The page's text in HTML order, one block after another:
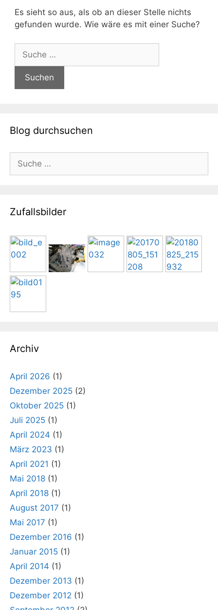
Es sieht so aus, als ob an dieser Stelle nichts
gefunden wurde. Wie wäre es mit einer Suche?
nach:
Blog durchsuchen
nach:
Zufallsbilder
Archiv
April 2026 (1)
Dezember 2025 (2)
Oktober 2025 (1)
Juli 2025 (1)
April 2024 (1)
März 2023 (1)
April 2021 (1)
Mai 2018 (1)
April 2018 (1)
August 2017 (1)
Mai 2017 (1)
Dezember 2016 (1)
Januar 2015 (1)
April 2014 (1)
Dezember 2013 (1)
Dezember 2012 (1)